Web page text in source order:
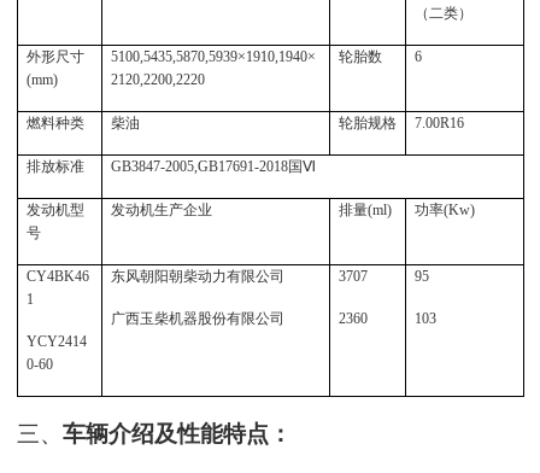
（二类）
外形尺寸
(mm)
5100,5435,5870,5939×1910,1940×
2120,2200,2220
轮胎数 6
燃料种类 柴油 轮胎规格 7.00R16
排放标准 GB3847-2005,GB17691-2018国Ⅵ
发动机型
号
发动机生产企业 排量(ml) 功率(Kw)
CY4BK46
1
YCY2414
0-60
东风朝阳朝柴动力有限公司
广西玉柴机器股份有限公司
3707
2360
95
103
三、 车辆介绍及性能特点：